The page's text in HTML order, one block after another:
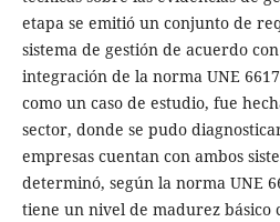
etapa se emitió un conjunto de
sistema de gestión de acuerdo
integración de la norma UNE
como un caso de estudio, fue
sector, donde se pudo
empresas cuentan con ambos
determinó, según la norma UNE
tiene un nivel de madurez básico